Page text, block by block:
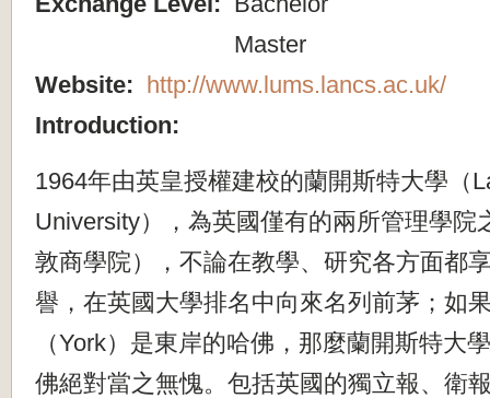
Master
Website: http://www.lums.lancs.ac.uk/
Introduction:
1964年由英皇授權建校的蘭開斯特大學（
University），為英國僅有的兩所管理學院
敦商學院），不論在教學、研究各方面都
譽，在英國大學排名中向來名列前茅；如
（York）是東岸的哈佛，那麼蘭開斯特大
佛絕對當之無愧。包括英國的獨立報、衛